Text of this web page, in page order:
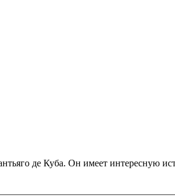
де Куба. Он имеет интересную